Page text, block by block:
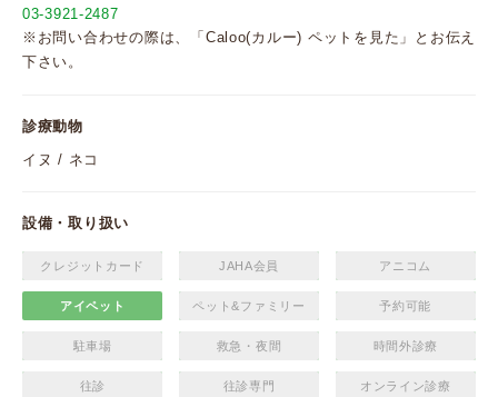
03-3921-2487
※お問い合わせの際は、「Caloo(カルー) ペットを見た」とお伝え
下さい。
診療動物
イヌ / ネコ
設備・取り扱い
クレジットカード JAHA会員 アニコム
アイペット ペット&ファミリー 予約可能
駐車場 救急・夜間 時間外診療
往診 往診専門 オンライン診療